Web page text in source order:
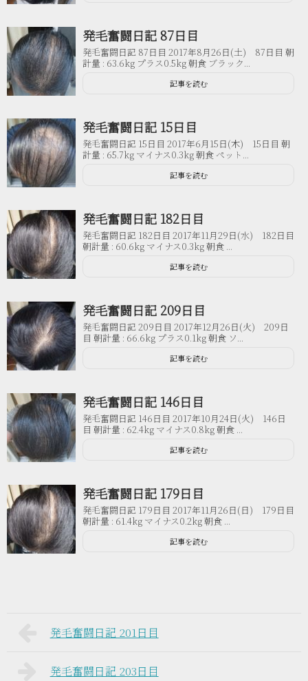
発毛奮闘日記 87日目
発毛奮闘日記 87日目 2017年8月26日(土) 87日目 朝
計量 : 63.6kg プラス0.5kg 朝食 ブラック...
記事を読む
発毛奮闘日記 15日目
発毛奮闘日記 15日目 2017年6月15日(木) 15日目 朝
計量 : 65.7kg マイナス0.3kg 朝食 ペット...
記事を読む
発毛奮闘日記 182日目
発毛奮闘日記 182日目 2017年11月29日(水) 182日目
朝計量 : 60.6kg マイナス0.3kg 朝食 ...
記事を読む
発毛奮闘日記 209日目
発毛奮闘日記 209日目 2017年12月26日(火) 209日
目 朝計量 : 66.6kg プラス0.1kg 朝食 ソ...
記事を読む
発毛奮闘日記 146日目
発毛奮闘日記 146日目 2017年10月24日(火) 146日
目 朝計量 : 62.4kg マイナス0.8kg 朝食 ...
記事を読む
発毛奮闘日記 179日目
発毛奮闘日記 179日目 2017年11月26日(日) 179日目
朝計量 : 61.4kg マイナス0.2kg 朝食 ...
記事を読む
発毛奮闘日記 201日目
発毛奮闘日記 203日目